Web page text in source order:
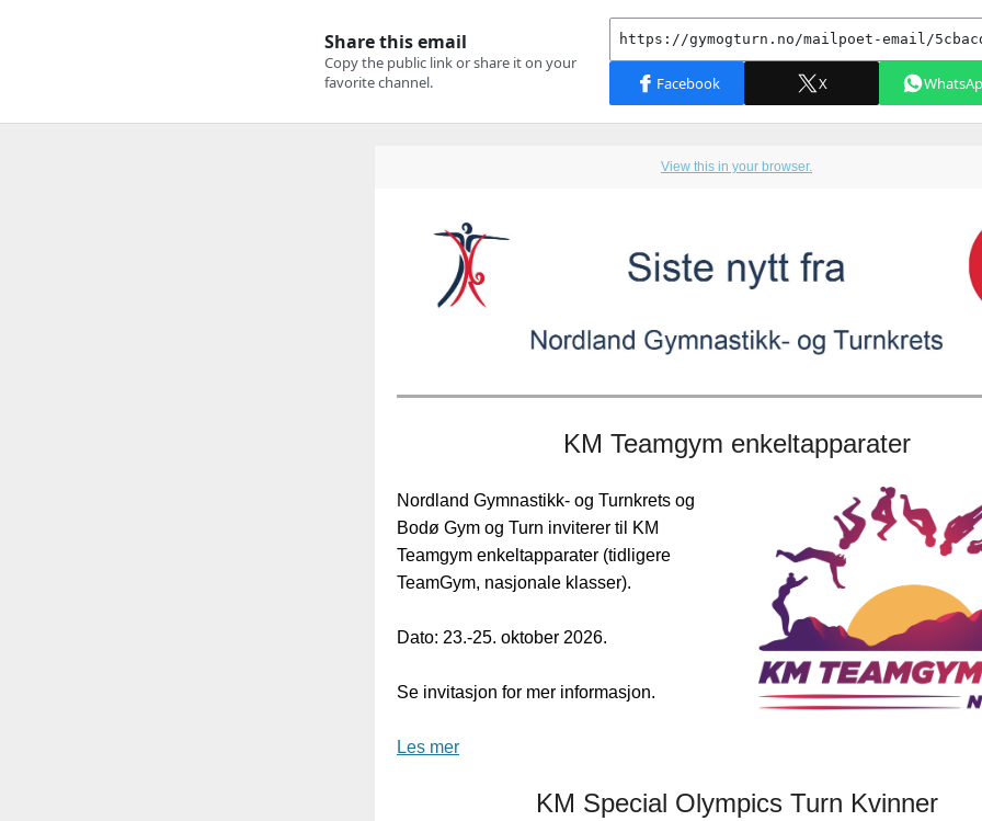
View this in your browser.
KM Teamgym enkeltapparater
Nordland Gymnastikk- og Turnkrets og
Bodø Gym og Turn inviterer til KM
Teamgym enkeltapparater (tidligere
TeamGym, nasjonale klasser).
Dato: 23.-25. oktober 2026.
Se invitasjon for mer informasjon.
Les mer
KM Special Olympics Turn Kvinner